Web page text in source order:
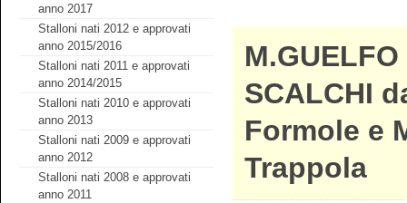
anno 2017
Stalloni nati 2012 e approvati
anno 2015/2016
Stalloni nati 2011 e approvati
anno 2014/2015
Stalloni nati 2010 e approvati
anno 2013
Stalloni nati 2009 e approvati
anno 2012
Stalloni nati 2008 e approvati
anno 2011
SCALCHI
Formole e
Trappola